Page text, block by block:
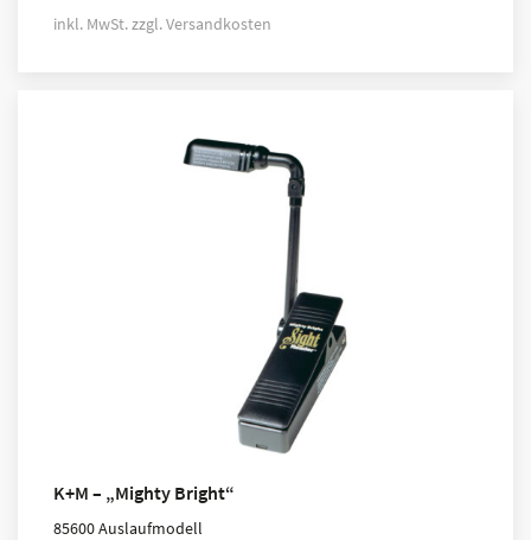
inkl. MwSt. zzgl.Versandkosten
K+M – „Mighty Bright“
85600 Auslaufmodell